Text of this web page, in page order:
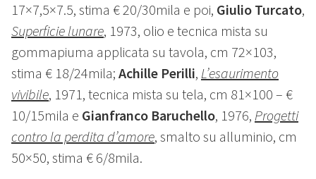
17×7,5×7.5, stima € 20/30mila e poi, Giulio Turcato,
Superficie lunare, 1973, olio e tecnica mista su
gommapiuma applicata su tavola, cm 72×103,
stima € 18/24mila; Achille Perilli, L’esaurimento
vivibile, 1971, tecnica mista su tela, cm 81×100 – €
10/15mila e Gianfranco Baruchello, 1976, Progetti
contro la perdita d’amore, smalto su alluminio, cm
50×50, stima € 6/8mila.